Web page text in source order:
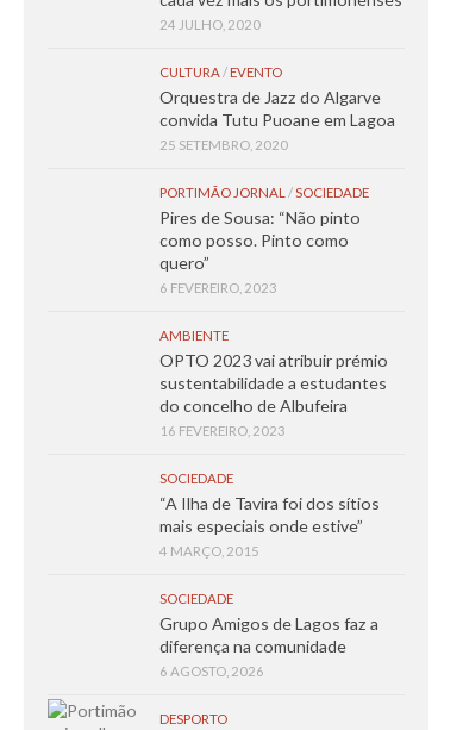
24 JULHO, 2020
CULTURA/ EVENTO
Orquestra de Jazz do Algarve
convida Tutu Puoane em Lagoa
25 SETEMBRO, 2020
PORTIMÃO JORNAL /SOCIEDADE
Pires de Sousa: “Não pinto
como posso. Pinto como
quero”
6 FEVEREIRO, 2023
AMBIENTE
OPTO 2023 vai atribuir prémio
sustentabilidade a estudantes
do concelho de Albufeira
16 FEVEREIRO, 2023
SOCIEDADE
“A Ilha de Tavira foi dos sítios
mais especiais onde estive”
4 MARÇO, 2015
SOCIEDADE
Grupo Amigos de Lagos faz a
diferença na comunidade
6 AGOSTO, 2026
DESPORTO